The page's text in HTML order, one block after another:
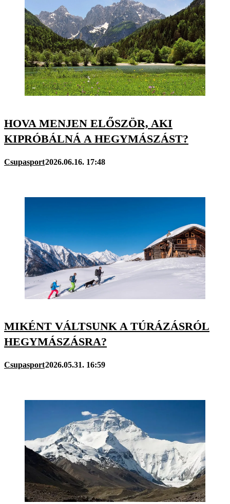
HOVA MENJEN ELŐSZÖR, AKI
KIPRÓBÁLNÁ A HEGYMÁSZÁST?
Csupasport2026.06.16. 17:48
MIKÉNT VÁLTSUNK A TÚRÁZÁSRÓL
HEGYMÁSZÁSRA?
Csupasport2026.05.31. 16:59